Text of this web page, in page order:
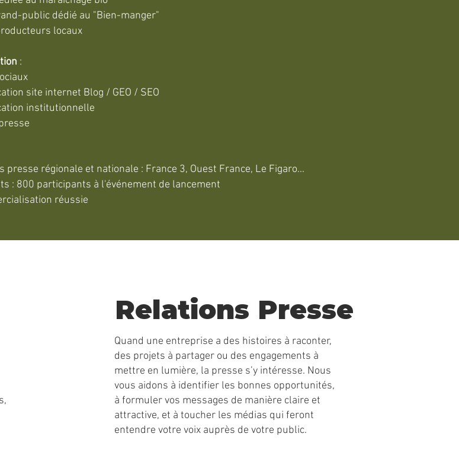
public dédié au "Bien-manger"
locaux
:
site internet Blog / GEO / SEO
institutionnelle
presse régionale et nationale : France 3, Ouest France, Le Figaro...
: 800 participants à l'événement de lancement
réussie
Relations Presse
Quand une entreprise a des histoires à raconter,
des projets à partager ou des engagements à
mettre en lumière, la presse s’y intéresse. Nous
vous aidons à identifier les bonnes opportunités,
à formuler vos messages de manière claire et
attractive, et à toucher les médias qui feront
entendre votre voix auprès de votre public.